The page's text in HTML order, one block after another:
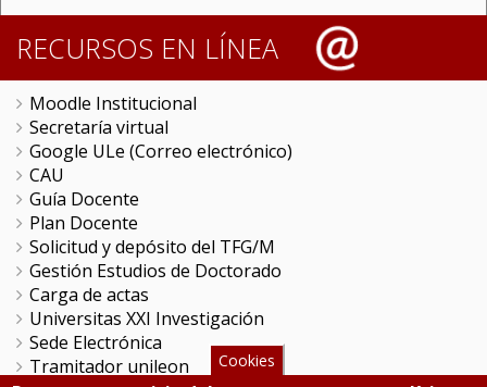
RECURSOS EN LÍNEA
Moodle Institucional
Secretaría virtual
Google ULe (Correo electrónico)
CAU
Guía Docente
Plan Docente
Solicitud y depósito del TFG/M
Gestión Estudios de Doctorado
Carga de actas
Universitas XXI Investigación
Sede Electrónica
Tramitador unileon
Cookies